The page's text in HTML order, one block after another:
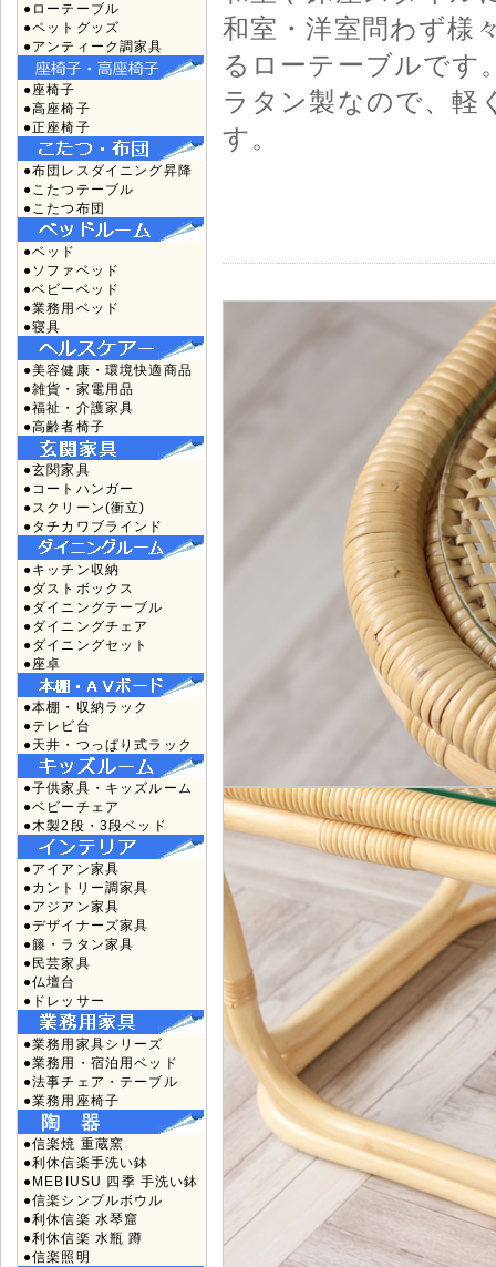
●ローテーブル
●ペットグッズ
●アンティーク調家具
●座椅子
●高座椅子
●正座椅子
●布団レスダイニング昇降
●こたつテーブル
●こたつ布団
●ベッド
●ソファベッド
●ベビーベッド
●業務用ベッド
●寝具
●美容健康・環境快適商品
●雑貨・家電用品
●福祉・介護家具
●高齢者椅子
●玄関家具
●コートハンガー
●スクリーン(衝立)
●タチカワブラインド
●キッチン収納
●ダストボックス
●ダイニングテーブル
●ダイニングチェア
●ダイニングセット
●座卓
●本棚・収納ラック
●テレビ台
●天井・つっぱり式ラック
●子供家具・キッズルーム
●ベビーチェア
●木製2段・3段ベッド
●アイアン家具
●カントリー調家具
●アジアン家具
●デザイナーズ家具
●籐・ラタン家具
●民芸家具
●仏壇台
●ドレッサー
●業務用家具シリーズ
●業務用・宿泊用ベッド
●法事チェア・テーブル
●業務用座椅子
●信楽焼 重蔵窯
●利休信楽手洗い鉢
●MEBIUSU 四季 手洗い鉢
●信楽シンプルボウル
●利休信楽 水琴窟
●利休信楽 水瓶 蹲
●信楽照明
和室・洋室問わず様
るローテーブルです
ラタン製なので、軽
す。